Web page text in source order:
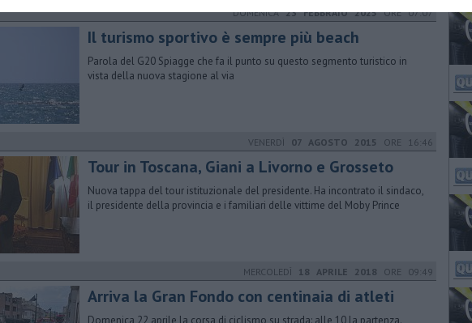
DOMENICA23 FEBBRAIO 2025ORE 07:07
​Il turismo sportivo è sempre più beach
Parola del G20 Spiagge che fa il punto su questo segmento turistico in
vista della nuova stagione al via
VENERDÌ 07 AGOSTO 2015 ORE 16:46
Tour in Toscana, Giani a Livorno e Grosseto
Nuova tappa del tour istituzionale del presidente. Ha incontrato il sindaco,
il presidente della provincia e i familiari delle vittime del Moby Prince
MERCOLEDÌ 18 APRILE 2018 ORE 09:49
Arriva la Gran Fondo con centinaia di atleti
Domenica 22 aprile la corsa di ciclismo su strada: alle 10 la partenza.